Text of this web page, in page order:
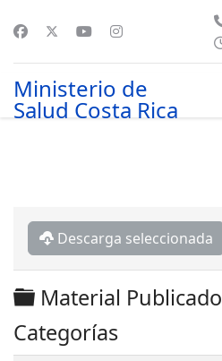
Ministerio de
Salud Costa Rica
Descarga seleccionada
Carpeta
Material Publicado
Categorías